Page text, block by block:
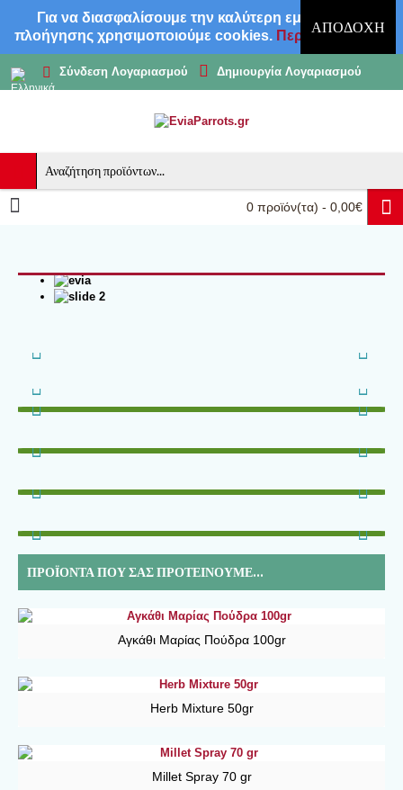
Για να διασφαλίσουμε την καλύτερη εμπειρία
πλοήγησης χρησιμοποιούμε cookies. Περισσότερα
ΑΠΟΔΟΧΉ
Σύνδεση Λογαριασμού Δημιουργία Λογαριασμού
0 προϊόν(τα) - 0,00€
ΠΡΟΪΌΝΤΑ ΠΟΥ ΣΑΣ ΠΡΟΤΕΊΝΟΥΜΕ...
Αγκάθι Μαρίας Πούδρα 100gr
Herb Mixture 50gr
Millet Spray 70 gr